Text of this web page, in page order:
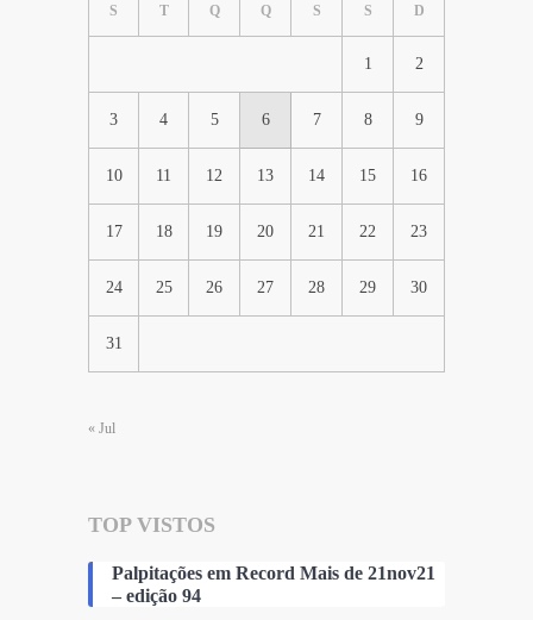
S T Q Q S S D
1 2
3 4 5 6 7 8 9
10 11 12 13 14 15 16
17 18 19 20 21 22 23
24 25 26 27 28 29 30
31
« Jul
TOP VISTOS
Palpitações em Record Mais de 21nov21
– edição 94